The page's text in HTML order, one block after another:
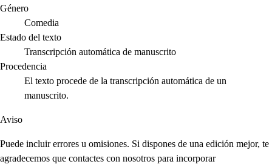
Género
Comedia
Estado del texto
Transcripción automática de manuscrito
Procedencia
El texto procede de la transcripción automática de un
manuscrito.
Aviso
Puede incluir errores u omisiones. Si dispones de una edición mejor, te
agradecemos que contactes con nosotros para incorporar